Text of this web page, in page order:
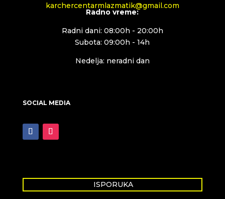
karchercentarmlazmatik@gmail.com
Radno vreme:
Radni dani: 08:00h - 20:00h
Subota: 09:00h - 14h
Nedelja: neradni dan
SOCIAL MEDIA
ISPORUKA